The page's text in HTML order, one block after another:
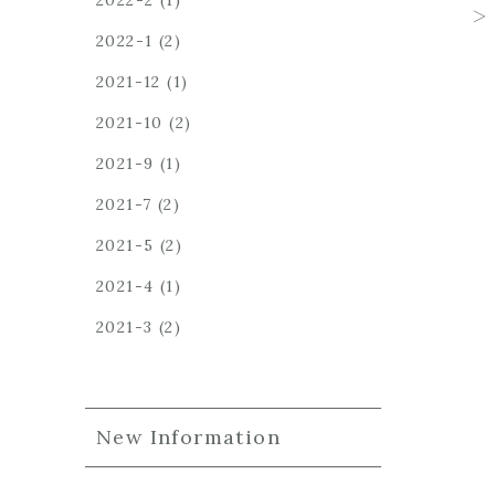
2022-1 (2)
2021-12 (1)
2021-10 (2)
2021-9 (1)
2021-7 (2)
2021-5 (2)
2021-4 (1)
2021-3 (2)
New Information